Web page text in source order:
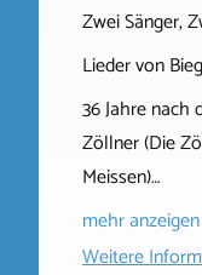
Zwei Sänger,
Lieder von
36 Jahre nach
Zöllner (Die
Meissen)…
mehr anzeigen
Weitere